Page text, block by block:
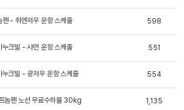
- 취엔저우 운항 스케줄 598
크빌 - 샤먼 운항 스케줄 551
크빌 - 광저우 운항 스케줄 554
놈펜 노선 무료수하물 30kg 1,135